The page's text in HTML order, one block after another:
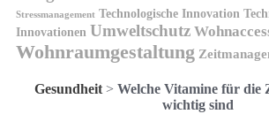
Stressmanagement Technologische Innovation
Innovationen Umweltschutz
Wohnraumgestaltung
Gesundheit> Welche Vitamine für die
wichtig sind